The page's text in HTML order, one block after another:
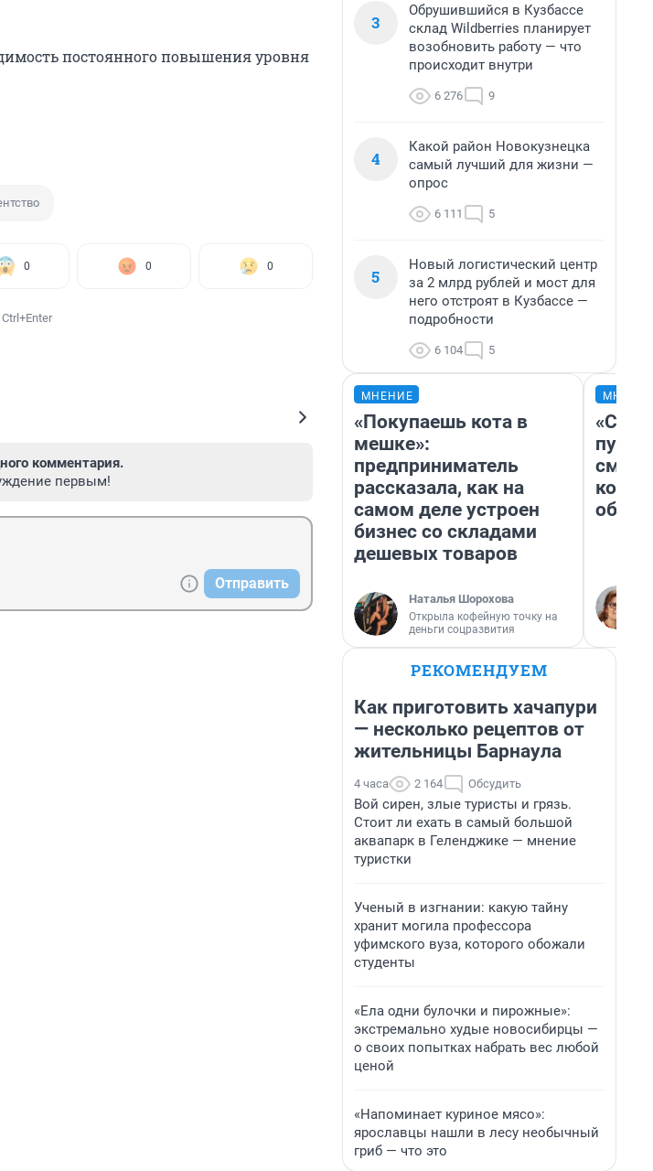
постоянного повышения уровня
0 0 0
комментария.
первым!
Отправить
3
Обрушившийся в Кузбассе
склад Wildberries планирует
возобновить работу — что
происходит внутри
6 276 9
4
Какой район Новокузнецка
самый лучший для жизни —
опрос
6 111 5
5
Новый логистический центр
за 2 млрд рублей и мост для
него отстроят в Кузбассе —
подробности
6 104 5
МНЕНИЕ
«Покупаешь кота в
мешке»:
предприниматель
рассказала, как на
самом деле устроен
бизнес со складами
дешевых товаров
Наталья Шорохова
Открыла кофейную точку на
деньги соцразвития
РЕКОМЕНДУЕМ
Как приготовить хачапури
— несколько рецептов от
жительницы Барнаула
4 часа 2 164 Обсудить
Вой сирен, злые туристы и грязь.
Стоит ли ехать в самый большой
аквапарк в Геленджике — мнение
туристки
Ученый в изгнании: какую тайну
хранит могила профессора
уфимского вуза, которого обожали
студенты
«Ела одни булочки и пирожные»:
экстремально худые новосибирцы —
о своих попытках набрать вес любой
ценой
«Напоминает куриное мясо»:
ярославцы нашли в лесу необычный
гриб — что это